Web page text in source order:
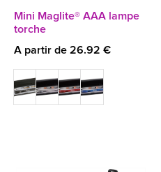
Mini Maglite® AAA lampe
torche
A partir de 26.92 €